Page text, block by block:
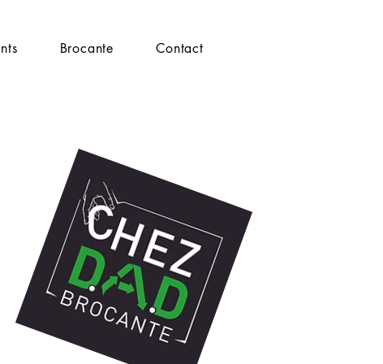
Brocante Contact